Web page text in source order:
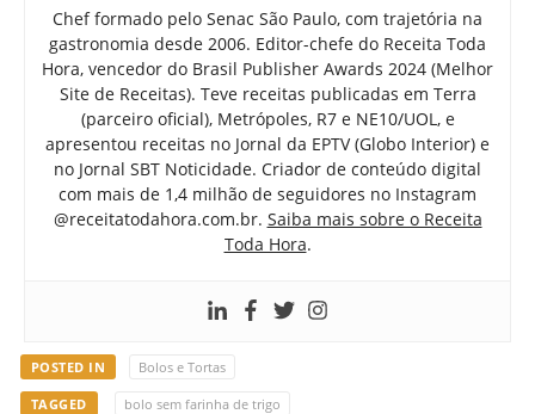
Chef formado pelo Senac São Paulo, com trajetória na
gastronomia desde 2006. Editor-chefe do Receita Toda
Hora, vencedor do Brasil Publisher Awards 2024 (Melhor
Site de Receitas). Teve receitas publicadas em Terra
(parceiro oficial), Metrópoles, R7 e NE10/UOL, e
apresentou receitas no Jornal da EPTV (Globo Interior) e
no Jornal SBT Noticidade. Criador de conteúdo digital
com mais de 1,4 milhão de seguidores no Instagram
@receitatodahora.com.br. Saiba mais sobre o Receita
Toda Hora.
POSTED IN Bolos e Tortas
TAGGED bolo sem farinha de trigo